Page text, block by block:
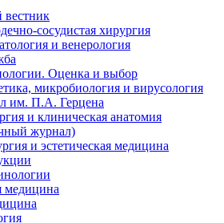
вестник
сосудистая хирургия
и венерология
Оценка и выбор
микробиология и вирусология
им. П.А. Герцена
и клиническая анатомия
журнал)
и эстетическая медицина
медицина